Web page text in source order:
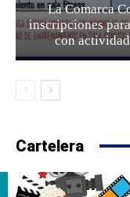
La Comarca
inscripciones
con
Cartelera